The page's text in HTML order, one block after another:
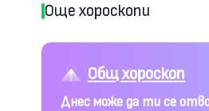
Още хороскопи
Общ хороскоп
Днес може да ти се